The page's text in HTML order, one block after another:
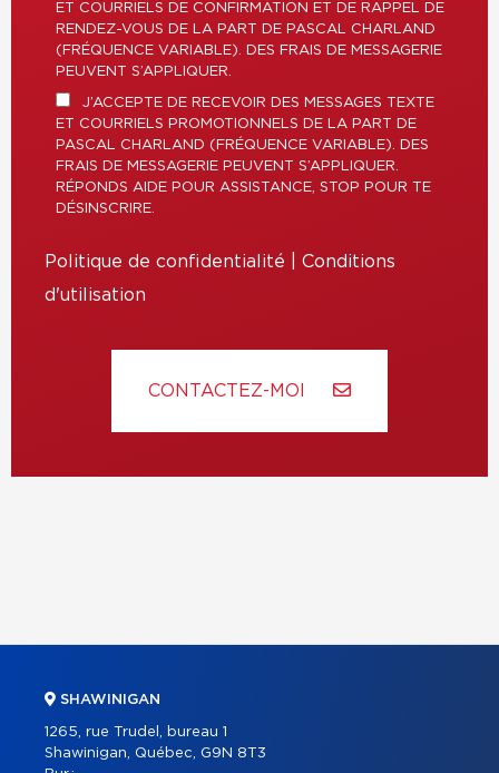
ET COURRIELS DE CONFIRMATION ET DE RAPPEL DE
RENDEZ-VOUS DE LA PART DE PASCAL CHARLAND
(FRÉQUENCE VARIABLE). DES FRAIS DE MESSAGERIE
PEUVENT S’APPLIQUER.
J’ACCEPTE DE RECEVOIR DES MESSAGES TEXTE
ET COURRIELS PROMOTIONNELS DE LA PART DE
PASCAL CHARLAND (FRÉQUENCE VARIABLE). DES
FRAIS DE MESSAGERIE PEUVENT S’APPLIQUER.
RÉPONDS AIDE POUR ASSISTANCE, STOP POUR TE
DÉSINSCRIRE.
Politique de confidentialité
Conditions
d'utilisation
CONTACTEZ-MOI
SHAWINIGAN
1265, rue Trudel, bureau 1
Shawinigan, Québec, G9N 8T3